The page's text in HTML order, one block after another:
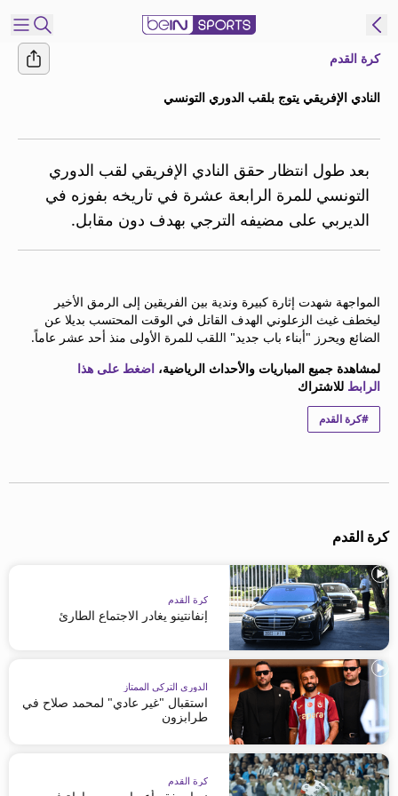
النسخة
MENA
إدارة
قائمة
النشرة
الإخبارية
اتصل بنا
beIN CONNECT
beIN MEDIA GROUP
ترددات beIN SPORTS
دليل التلفاز
كرة القدم
النادي الإفريقي يتوج بلقب الدوري التونسي
بعد طول انتظار حقق النادي الإفريقي لقب الدوري
التونسي للمرة الرابعة عشرة في تاريخه بفوزه في
الديربي على مضيفه الترجي بهدف دون مقابل.
المواجهة شهدت إثارة كبيرة وندية بين الفريقين إلى الرمق الأخير
ليخطف غيث الزعلوني الهدف القاتل في الوقت المحتسب بديلا عن
الضائع ويحرز "أبناء باب جديد" اللقب للمرة الأولى منذ أحد عشر عاماً.
لمشاهدة جميع المباريات والأحداث الرياضية، اضغط على هذا
الرابط للاشتراك
#كرة القدم
كرة القدم
كرة القدم
إنفانتينو يغادر الاجتماع الطارئ
الدوري التركي الممتاز
استقبال "غير عادي" لمحمد صلاح في
طرابزون
كرة القدم